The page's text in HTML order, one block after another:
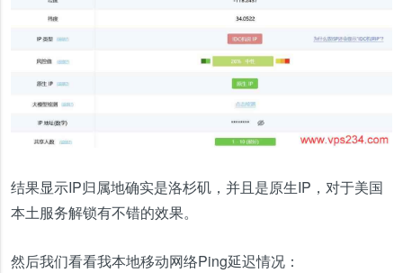
结果显示IP归属地确实是洛杉矶，并且是原生IP，对于美国
本土服务解锁有不错的效果。
然后我们看看我本地移动网络Ping延迟情况：